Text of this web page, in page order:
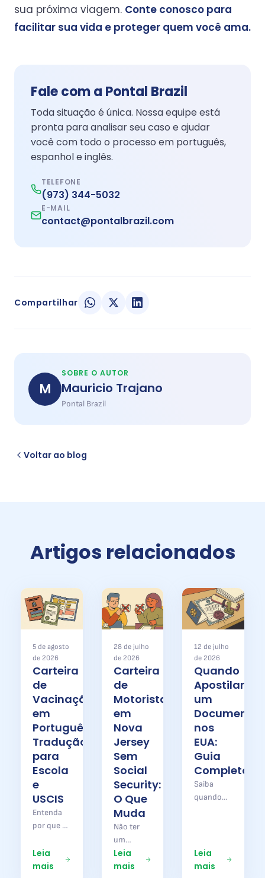
sua próxima viagem. Conte conosco para
facilitar sua vida e proteger quem você ama.
Fale com a Pontal Brazil
Toda situação é única. Nossa equipe está
pronta para analisar seu caso e ajudar
você com todo o processo em português,
espanhol e inglês.
TELEFONE
(973) 344-5032
E-MAIL
contact@pontalbrazil.com
Compartilhar
M
SOBRE O AUTOR
Mauricio Trajano
Pontal Brazil
Voltar ao blog
Artigos relacionados
5 de agosto
de 2026
Carteira
de
Vacinação
em
Português:
Tradução
para
Escola
e
USCIS
Entenda
por que a
vacinação
brasileira
Leia
mais
28 de julho
de 2026
Carteira
de
Motorista
em
Nova
Jersey
Sem
Social
Security:
O Que
Muda
Não ter
um
número
de Social
Leia
mais
12 de julho
de 2026
Quando
Apostilar
um
Documento
nos
EUA:
Guia
Completo
Saiba
quando
nos EUA
ou no
Leia
mais